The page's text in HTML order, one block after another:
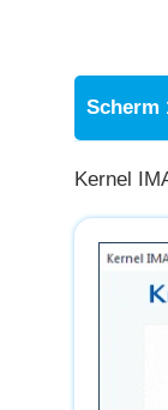
Scherm
Kernel